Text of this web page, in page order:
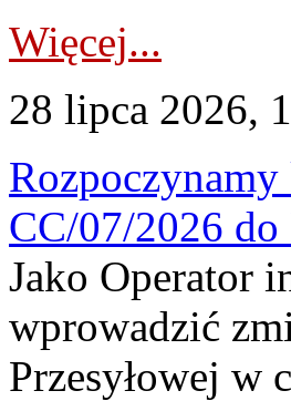
Więcej...
28 lipca 2026,
CC/07/2026
Jako Operator
wprowadzić
Przesyłowej w